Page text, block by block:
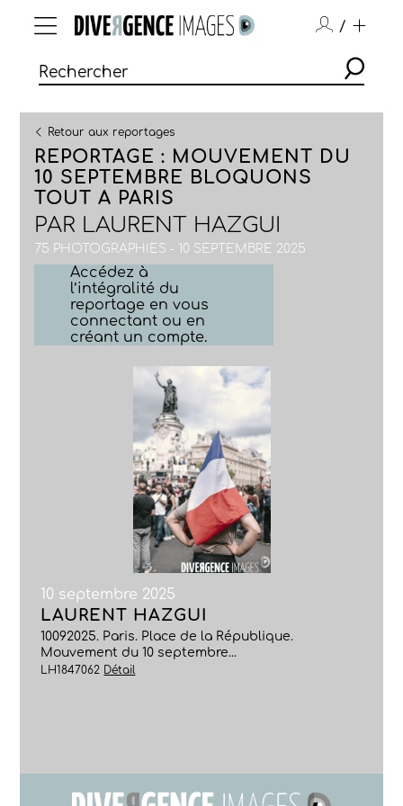
/
Retour aux reportages
REPORTAGE : MOUVEMENT DU
10 SEPTEMBRE BLOQUONS
TOUT A PARIS
PAR LAURENT HAZGUI
75 PHOTOGRAPHIES - 10 SEPTEMBRE 2025
Accédez à
l’intégralité du
reportage en vous
connectant ou en
créant un compte.
10 septembre 2025
LAURENT HAZGUI
10092025. Paris. Place de la République.
Mouvement du 10 septembre...
LH1847062 Détail